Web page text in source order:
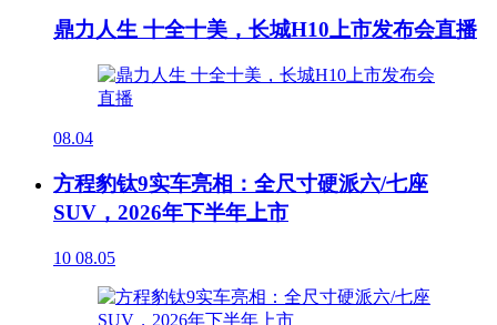
鼎力人生 十全十美，长城H10上市发布会直播
08.04
方程豹钛9实车亮相：全尺寸硬派六/七座
SUV，2026年下半年上市
10 08.05